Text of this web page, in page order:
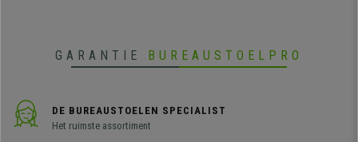
GARANTIE BUREAUSTOELPRO
DE BUREAUSTOELEN SPECIALIST
Het ruimste assortiment